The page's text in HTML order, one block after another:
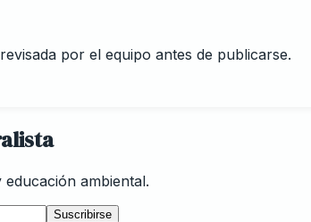
por el equipo antes de publicarse.
ambiental.
Suscribirse